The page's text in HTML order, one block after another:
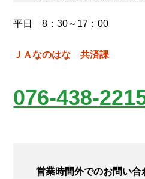
平日 8：30～17：00
ＪＡなのはな 共済課
076-438-
営業時間外でのお問い合